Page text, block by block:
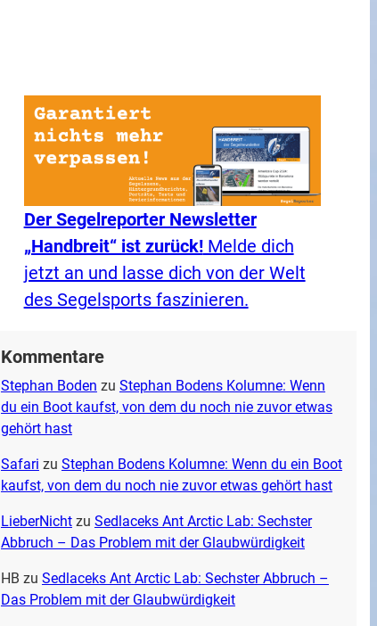
Der Segelreporter Newsletter
„Handbreit“ ist zurück!Melde dich
jetzt an und lasse dich von der Welt
des Segelsports faszinieren.
Kommentare
Stephan Boden zu Stephan Bodens Kolumne: Wenn
du ein Boot kaufst, von dem du noch nie zuvor etwas
gehört hast
Safari zu Stephan Bodens Kolumne: Wenn du ein Boot
kaufst, von dem du noch nie zuvor etwas gehört hast
LieberNichtzu Sedlaceks Ant Arctic Lab: Sechster
Abbruch – Das Problem mit der Glaubwürdigkeit
HB zu Sedlaceks Ant Arctic Lab: Sechster Abbruch –
Das Problem mit der Glaubwürdigkeit